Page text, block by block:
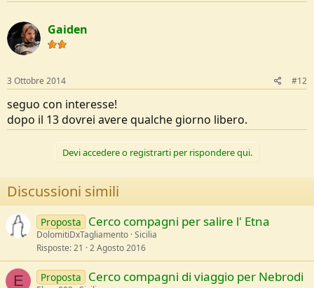
Gaiden
3 Ottobre 2014 #12
seguo con interesse!
dopo il 13 dovrei avere qualche giorno libero.
Devi accedere o registrarti per rispondere qui.
Discussioni simili
Proposta Cerco compagni per salire l' Etna
DolomitiDxTagliamento Sicilia
Risposte 21 2 Agosto 2016
E Proposta Cerco compagni di viaggio per Nebrodi